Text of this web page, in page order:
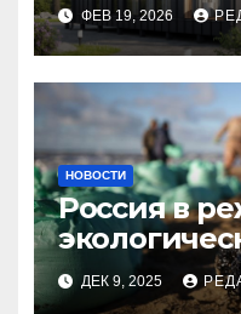
ФЕВ 19, 2026
НОВОСТИ
Россия в
ДЕК 9, 2025